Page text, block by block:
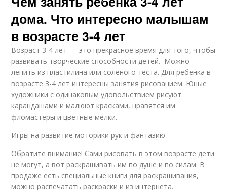
дома. Что интересно малышам
в возрасте 3-4 лет
Возраст 3-4 лет – это прекрасное время для того, чтобы
развивать творческие способности детей. Можно
лепить из пластилина или соленого теста. Для ребенка в
возрасте 3-4 лет интересны занятия рисованием. Юные
художники с одинаковым удовольствием рисуют
карандашами и малюют красками, нравятся им
фломастеры и цветные мелки.
Игры на развитие моторики рук и фантазию
Обратите внимание! Сами рисовать в этом возрасте дети
не могут, а вот раскрашивать им по душе и по силам. В
продаже есть специальные книги для раскрашивания,
можно распечатать раскраски и из интернета.